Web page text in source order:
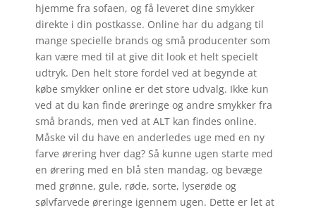
hjemme fra sofaen, og få leveret dine smykker
direkte i din postkasse. Online har du adgang til
mange specielle brands og små producenter som
kan være med til at give dit look et helt specielt
udtryk. Den helt store fordel ved at begynde at
købe smykker online er det store udvalg. Ikke kun
ved at du kan finde øreringe og andre smykker fra
små brands, men ved at ALT kan findes online.
Måske vil du have en anderledes uge med en ny
farve ørering hver dag? Så kunne ugen starte med
en ørering med en blå sten mandag, og bevæge
med grønne, gule, røde, sorte, lyserøde og
sølvfarvede øreringe igennem ugen. Dette er let at